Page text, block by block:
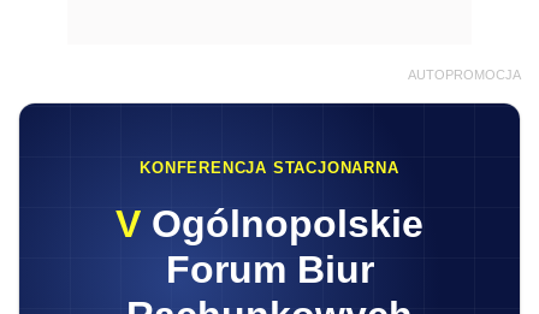
AUTOPROMOCJA
KONFERENCJA STACJONARNA
V Ogólnopolskie
Forum Biur